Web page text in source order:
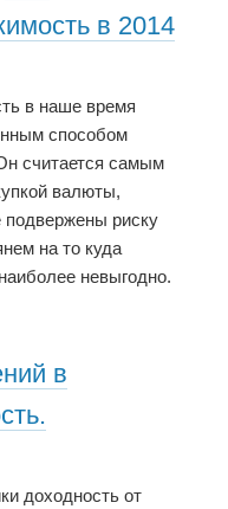
в 2014
в наше время
способом
считается самым
валюты,
подвержены риску
на то куда
невыгодно.
в
доходность от